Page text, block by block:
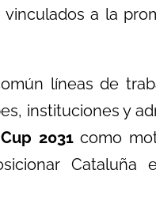
a la
líneas de
instituciones y
2031como
Cataluña